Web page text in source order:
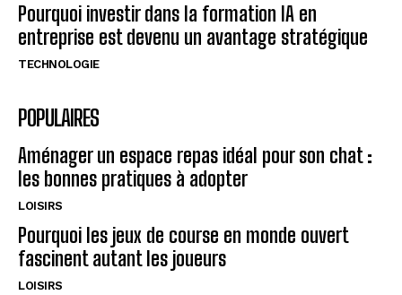
Pourquoi investir dans la formation IA en
entreprise est devenu un avantage stratégique
TECHNOLOGIE
POPULAIRES
Aménager un espace repas idéal pour son chat :
les bonnes pratiques à adopter
LOISIRS
Pourquoi les jeux de course en monde ouvert
fascinent autant les joueurs
LOISIRS